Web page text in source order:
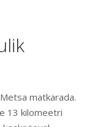
matkarada.
13 kilomeetri